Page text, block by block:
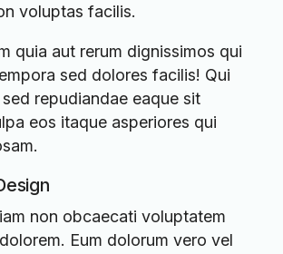
voluptas facilis.
quia aut rerum dignissimos qui
sed dolores facilis! Qui
repudiandae eaque sit
eos itaque asperiores qui
non obcaecati voluptatem
Eum dolorum vero vel